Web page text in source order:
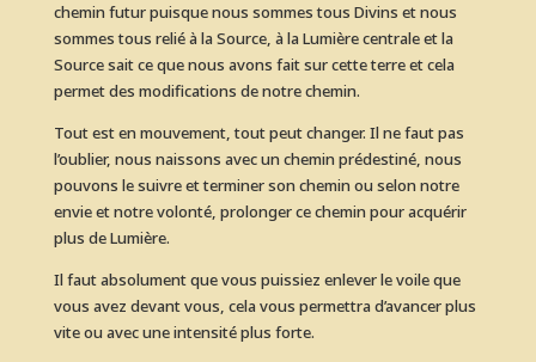
chemin futur puisque nous sommes tous Divins et nous
sommes tous relié à la Source, à la Lumière centrale et la
Source sait ce que nous avons fait sur cette terre et cela
permet des modifications de notre chemin.
Tout est en mouvement, tout peut changer. Il ne faut pas
l’oublier, nous naissons avec un chemin prédestiné, nous
pouvons le suivre et terminer son chemin ou selon notre
envie et notre volonté, prolonger ce chemin pour acquérir
plus de Lumière.
Il faut absolument que vous puissiez enlever le voile que
vous avez devant vous, cela vous permettra d’avancer plus
vite ou avec une intensité plus forte.